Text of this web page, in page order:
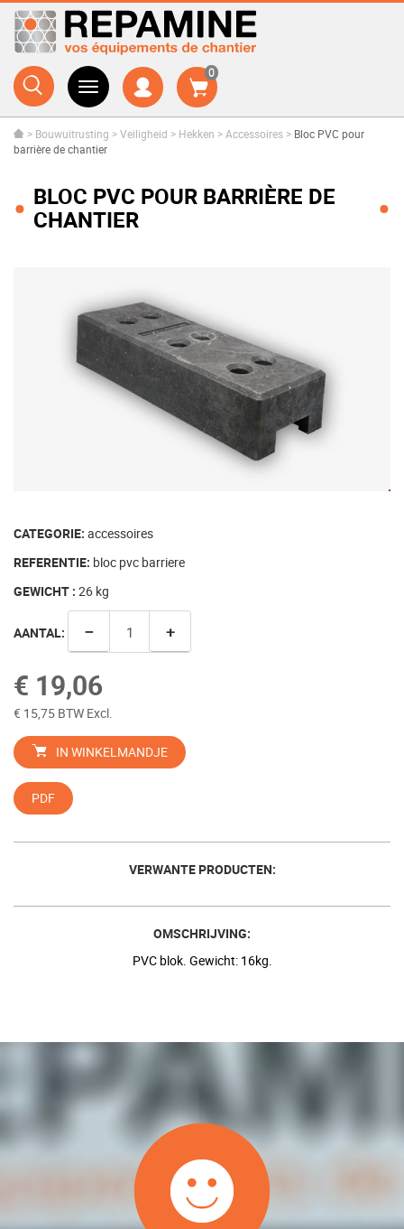
0
> Bouwuitrusting >Veiligheid > Hekken > Accessoires > Bloc PVC pour
barrière de chantier
BLOC PVC POUR BARRIÈRE DE
CHANTIER
CATEGORIE: accessoires
REFERENTIE: bloc pvc barriere
GEWICHT : 26 kg
AANTAL: − +
€ 19,06
€ 15,75 BTW Excl.
IN WINKELMANDJE
PDF
VERWANTE PRODUCTEN:
OMSCHRIJVING:
PVC blok. Gewicht: 16kg.